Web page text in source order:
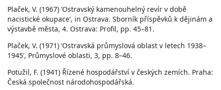
Plaček, V. (1967) ‘Ostravský kamenouhelný revír v době
nacistické okupace’, in Ostrava. Sborník příspěvků k dějinám a
výstavbě města, 4. Ostrava: Profil, pp. 45–81.
Plaček, V. (1971) ‘Ostravská průmyslová oblast v letech 1938–
1945’, Průmyslové oblasti, 3, pp. 8–46.
Potužil, F. (1941) Řízené hospodářství v českých zemích. Praha:
Česká společnost národohospodářská.